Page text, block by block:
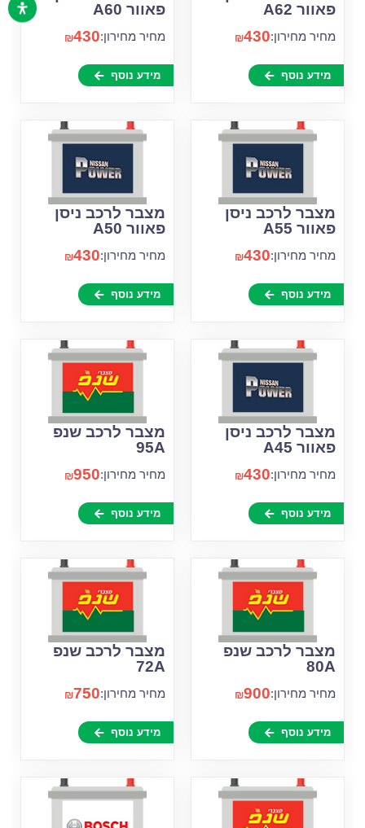
פאוור A62
מחיר מחירון: ₪430
מידע נוסף
פאוור A60
מחיר מחירון: ₪430
מידע נוסף
מצבר לרכב ניסן
פאוור A55
מחיר מחירון: ₪430
מידע נוסף
מצבר לרכב ניסן
פאוור A50
מחיר מחירון: ₪430
מידע נוסף
מצבר לרכב ניסן
פאוור A45
מחיר מחירון: ₪430
מידע נוסף
מצבר לרכב שנפ
95A
מחיר מחירון: ₪950
מידע נוסף
מצבר לרכב שנפ
80A
מחיר מחירון: ₪900
מידע נוסף
מצבר לרכב שנפ
72A
מחיר מחירון: ₪750
מידע נוסף